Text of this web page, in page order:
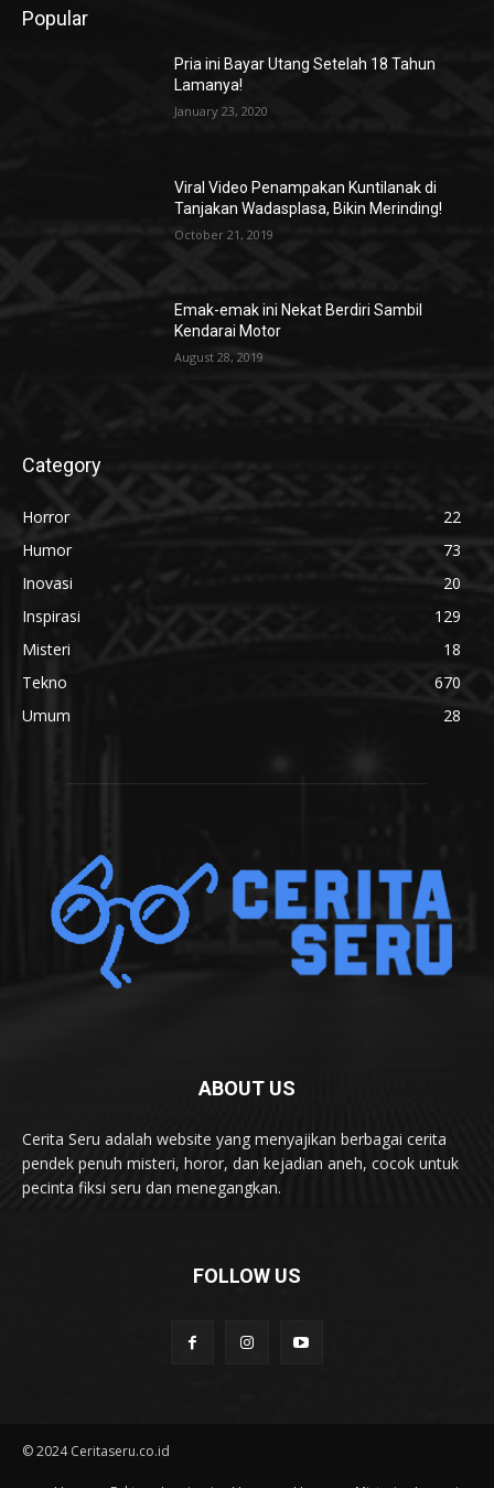
Popular
Pria ini Bayar Utang Setelah 18 Tahun
Lamanya!
January 23, 2020
Viral Video Penampakan Kuntilanak di
Tanjakan Wadasplasa, Bikin Merinding!
October 21, 2019
Emak-emak ini Nekat Berdiri Sambil
Kendarai Motor
August 28, 2019
Category
Horror
22
Humor
73
Inovasi
20
Inspirasi
129
Misteri
18
Tekno
670
Umum
28
ABOUT US
Cerita Seru adalah website yang menyajikan berbagai cerita
pendek penuh misteri, horor, dan kejadian aneh, cocok untuk
pecinta fiksi seru dan menegangkan.
FOLLOW US
© 2024 Ceritaseru.co.id